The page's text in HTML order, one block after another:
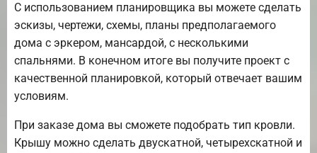
С использованием планировщика вы можете сделать
эскизы, чертежи, схемы, планы предполагаемого
дома с эркером, мансардой, с несколькими
спальнями. В конечном итоге вы получите проект с
качественной планировкой, который отвечает вашим
условиям.
При заказе дома вы сможете подобрать тип кровли.
Крышу можно сделать двускатной, четырехскатной и